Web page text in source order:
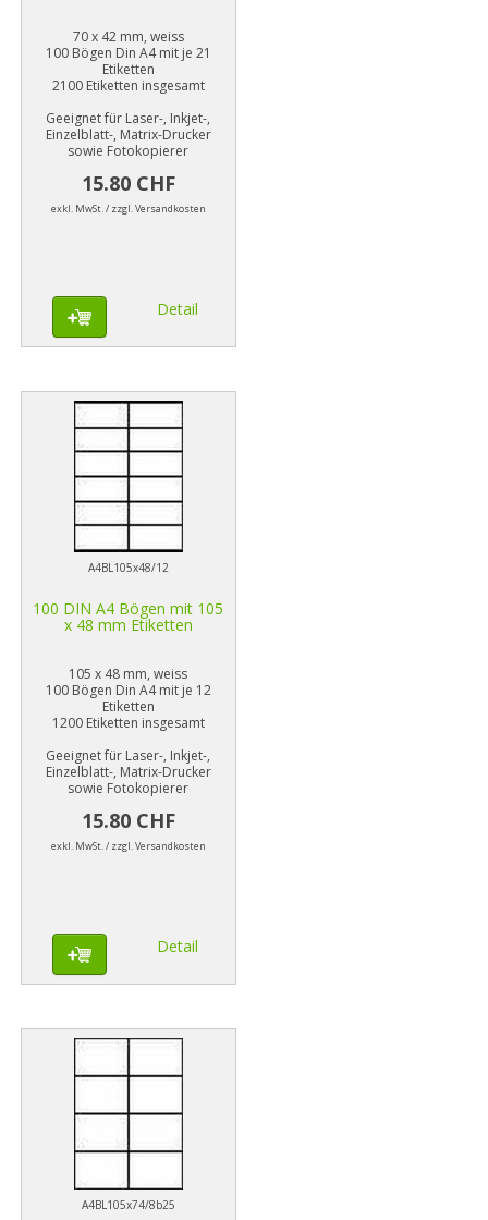
70 x 42 mm, weiss
100 Bögen Din A4 mit je 21
Etiketten
2100 Etiketten insgesamt
Geeignet für Laser-, Inkjet-,
Einzelblatt-, Matrix-Drucker
sowie Fotokopierer
15.80 CHF
exkl. MwSt. / zzgl. Versandkosten
Detail
A4BL105x48/12
100 DIN A4 Bögen mit 105
x 48 mm Etiketten
105 x 48 mm, weiss
100 Bögen Din A4 mit je 12
Etiketten
1200 Etiketten insgesamt
Geeignet für Laser-, Inkjet-,
Einzelblatt-, Matrix-Drucker
sowie Fotokopierer
15.80 CHF
exkl. MwSt. / zzgl. Versandkosten
Detail
A4BL105x74/8b25